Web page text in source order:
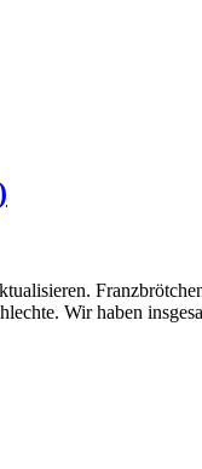
Wir haben